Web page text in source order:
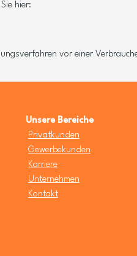
hier:
vor einer
Unsere Bereiche
Privatkunden
Gewerbekunden
Karriere
Unternehmen
Kontakt